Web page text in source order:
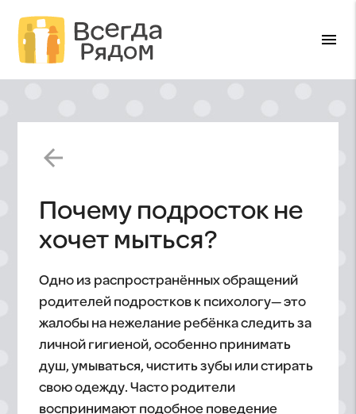
menu
arrow_back
Почему подросток не
хочет мыться?
Одно из распространённых обращений
родителей подростков к психологу— это
жалобы на нежелание ребёнка следить за
личной гигиеной, особенно принимать
душ, умываться, чистить зубы или стирать
свою одежду. Часто родители
воспринимают подобное поведение